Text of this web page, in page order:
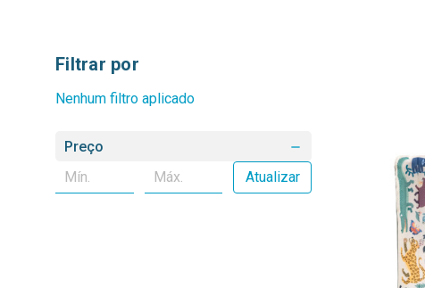
Filtrar por
Nenhum filtro aplicado
Preço
Atualizar